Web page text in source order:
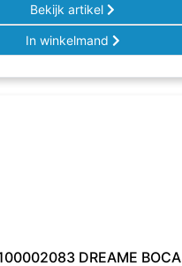
Bekijk artikel
In winkelmand
DREAME BOCA